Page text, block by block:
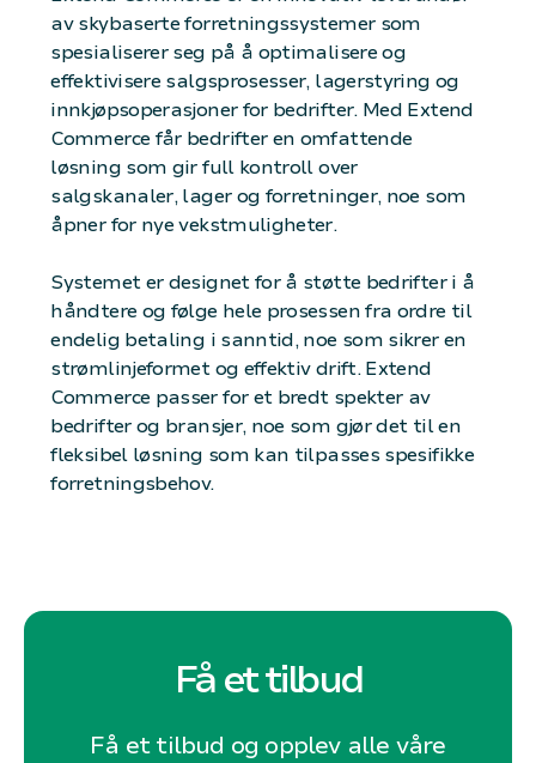
av skybaserte forretningssystemer som
spesialiserer seg på å optimalisere og
effektivisere salgsprosesser, lagerstyring og
innkjøpsoperasjoner for bedrifter. Med Extend
Commerce får bedrifter en omfattende
løsning som gir full kontroll over
salgskanaler, lager og forretninger, noe som
åpner for nye vekstmuligheter.
Systemet er designet for å støtte bedrifter i å
håndtere og følge hele prosessen fra ordre til
endelig betaling i sanntid, noe som sikrer en
strømlinjeformet og effektiv drift. Extend
Commerce passer for et bredt spekter av
bedrifter og bransjer, noe som gjør det til en
fleksibel løsning som kan tilpasses spesifikke
forretningsbehov.
Få et tilbud
Få et tilbud og opplev alle våre